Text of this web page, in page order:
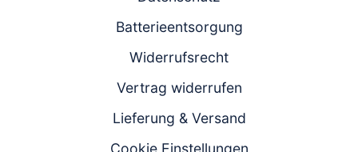
Batterieentsorgung
Widerrufsrecht
Vertrag widerrufen
Lieferung & Versand